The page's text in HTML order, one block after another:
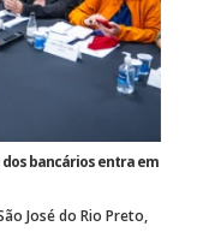
bancários entra em
José do Rio Preto,